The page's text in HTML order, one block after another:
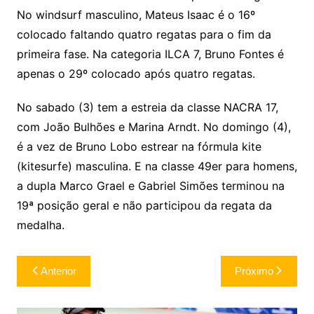
No windsurf masculino, Mateus Isaac é o 16º
colocado faltando quatro regatas para o fim da
primeira fase. Na categoria ILCA 7, Bruno Fontes é
apenas o 29º colocado após quatro regatas.
No sabado (3) tem a estreia da classe NACRA 17,
com João Bulhões e Marina Arndt. No domingo (4),
é a vez de Bruno Lobo estrear na fórmula kite
(kitesurfe) masculina. E na classe 49er para homens,
a dupla Marco Grael e Gabriel Simões terminou na
19ª posição geral e não participou da regata da
medalha.
Navegação
de
Post
Anterior Próximo